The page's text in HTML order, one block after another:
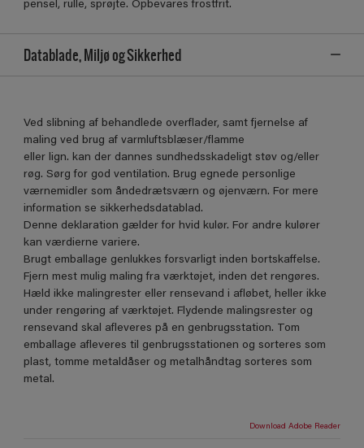
pensel, rulle, sprøjte. Opbevares frostfrit.
Datablade, Miljø og Sikkerhed
Ved slibning af behandlede overflader, samt fjernelse af
maling ved brug af varmluftsblæser/flamme
eller lign. kan der dannes sundhedsskadeligt støv og/eller
røg. Sørg for god ventilation. Brug egnede personlige
værnemidler som åndedrætsværn og øjenværn. For mere
information se sikkerhedsdatablad.
Denne deklaration gælder for hvid kulør. For andre kulører
kan værdierne variere.
Brugt emballage genlukkes forsvarligt inden bortskaffelse.
Fjern mest mulig maling fra værktøjet, inden det rengøres.
Hæld ikke malingrester eller rensevand i afløbet, heller ikke
under rengøring af værktøjet. Flydende malingsrester og
rensevand skal afleveres på en genbrugsstation. Tom
emballage afleveres til genbrugsstationen og sorteres som
plast, tomme metaldåser og metalhåndtag sorteres som
metal.
Download Adobe Reader